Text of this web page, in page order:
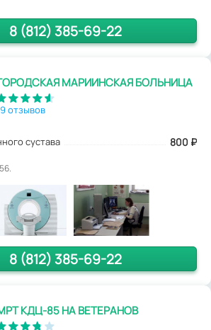
8 (812) 385-69-22
МАРИИНСКАЯ БОЛЬНИЦА
отзывов
сустава 800 ₽
8 (812) 385-69-22
КДЦ-85 НА ВЕТЕРАНОВ